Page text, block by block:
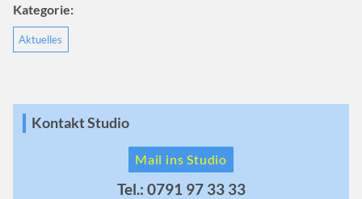
Kategorie:
Aktuelles
Kontakt Studio
Mail ins Studio
Tel.: 0791 97 33 33